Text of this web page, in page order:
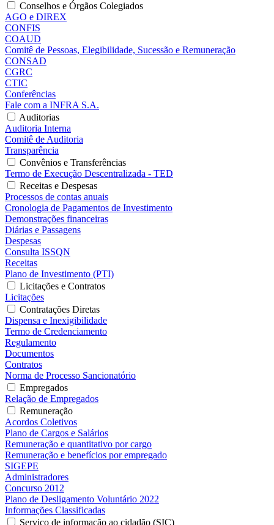
Conselhos e Órgãos Colegiados
AGO e DIREX
CONFIS
COAUD
Comitê de Pessoas, Elegibilidade, Sucessão e Remuneração
CONSAD
CGRC
CTIC
Conferências
Fale com a INFRA S.A.
Auditorias
Auditoria Interna
Comitê de Auditoria
Transparência
Convênios e Transferências
Termo de Execução Descentralizada - TED
Receitas e Despesas
Processos de contas anuais
Cronologia de Pagamentos de Investimento
Demonstrações financeiras
Diárias e Passagens
Despesas
Consulta ISSQN
Receitas
Plano de Investimento (PTI)
Licitações e Contratos
Licitações
Contratações Diretas
Dispensa e Inexigibilidade
Termo de Credenciamento
Regulamento
Documentos
Contratos
Norma de Processo Sancionatório
Empregados
Relação de Empregados
Remuneração
Acordos Coletivos
Plano de Cargos e Salários
Remuneração e quantitativo por cargo
Remuneração e benefícios por empregado
SIGEPE
Administradores
Concurso 2012
Plano de Desligamento Voluntário 2022
Informações Classificadas
Serviço de informação ao cidadão (SIC)